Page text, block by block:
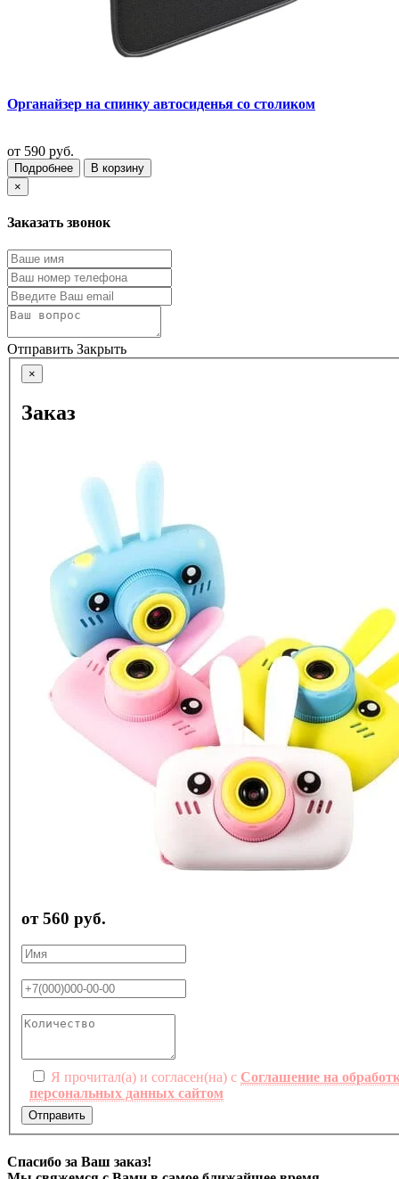
Органайзер на спинку автосиденья со столиком
от 590 руб.
Подробнее
В корзину
×
Заказать звонок
Отправить Закрыть
×
Заказ
от 560 руб.
Я прочитал(а) и согласен(на) с Соглашение на
персональных данных сайтом
Отправить
Спасибо за Ваш заказ!